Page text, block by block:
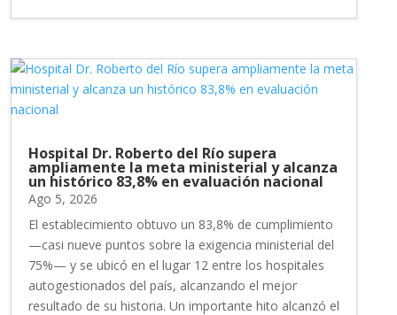
Hospital Dr. Roberto del Río supera
ampliamente la meta ministerial y alcanza
un histórico 83,8% en evaluación nacional
Ago 5, 2026
El establecimiento obtuvo un 83,8% de cumplimiento
—casi nueve puntos sobre la exigencia ministerial del
75%— y se ubicó en el lugar 12 entre los hospitales
autogestionados del país, alcanzando el mejor
resultado de su historia. Un importante hito alcanzó el